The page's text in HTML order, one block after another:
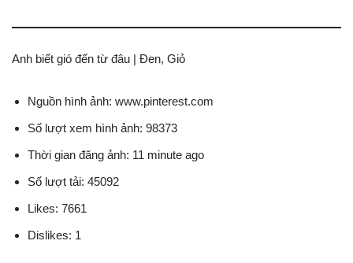
Anh biết gió đến từ đâu | Đen, Giỏ
Nguồn hình ảnh: www.pinterest.com
Số lượt xem hình ảnh: 98373
Thời gian đăng ảnh: 11 minute ago
Số lượt tải: 45092
Likes: 7661
Dislikes: 1